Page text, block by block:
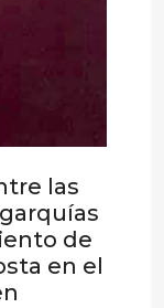
las
de
en el